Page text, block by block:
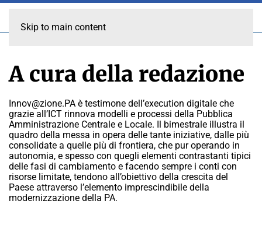
Skip to main content
A cura della redazione
Innov@zione.PA è testimone dell’execution digitale che
grazie all’ICT rinnova modelli e processi della Pubblica
Amministrazione Centrale e Locale. Il bimestrale illustra il
quadro della messa in opera delle tante iniziative, dalle più
consolidate a quelle più di frontiera, che pur operando in
autonomia, e spesso con quegli elementi contrastanti tipici
delle fasi di cambiamento e facendo sempre i conti con
risorse limitate, tendono all’obiettivo della crescita del
Paese attraverso l’elemento imprescindibile della
modernizzazione della PA.